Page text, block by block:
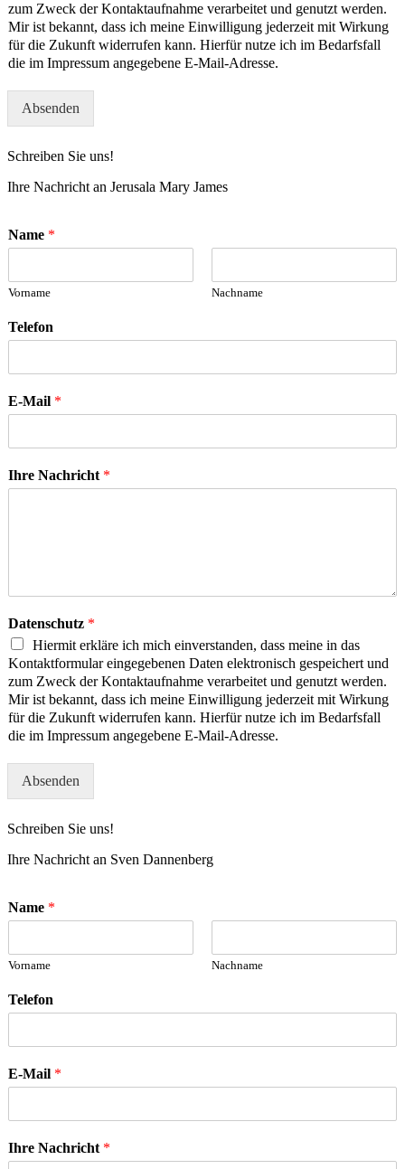
zum Zweck der Kontaktaufnahme verarbeitet und genutzt werden.
Mir ist bekannt, dass ich meine Einwilligung jederzeit mit Wirkung
für die Zukunft widerrufen kann. Hierfür nutze ich im Bedarfsfall
die im Impressum angegebene E-Mail-Adresse.
Absenden
Schreiben Sie uns!
Ihre Nachricht an Jerusala Mary James
Name *
Vorname Nachname
Telefon
E-Mail *
Ihre Nachricht *
Datenschutz *
Hiermit erkläre ich mich einverstanden, dass meine in das
Kontaktformular eingegebenen Daten elektronisch gespeichert und
zum Zweck der Kontaktaufnahme verarbeitet und genutzt werden.
Mir ist bekannt, dass ich meine Einwilligung jederzeit mit Wirkung
für die Zukunft widerrufen kann. Hierfür nutze ich im Bedarfsfall
die im Impressum angegebene E-Mail-Adresse.
Absenden
Schreiben Sie uns!
Ihre Nachricht an Sven Dannenberg
Name *
Vorname Nachname
Telefon
E-Mail *
Ihre Nachricht *